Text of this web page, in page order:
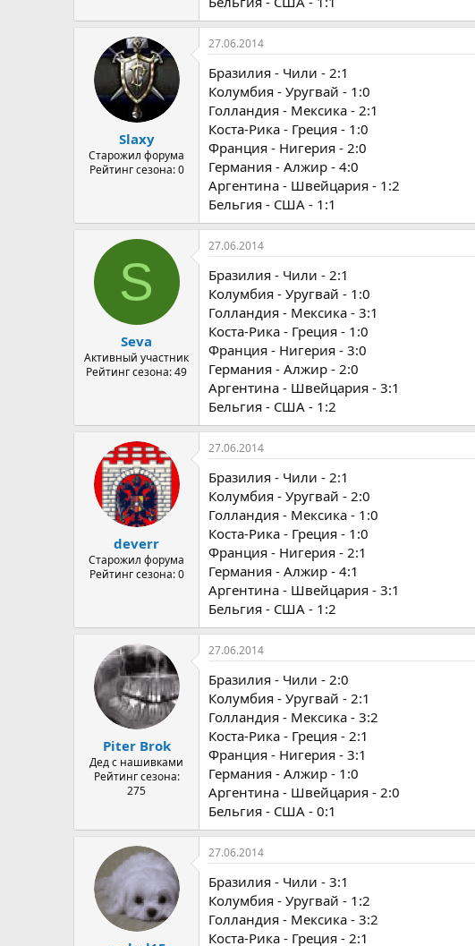
Slaxy
Старожил форума
Рейтинг сезона: 0
27.06.2014
Бразилия - Чили - 2:1
Колумбия - Уругвай - 1:0
Голландия - Мексика - 2:1
Коста-Рика - Греция - 1:0
Франция - Нигерия - 2:0
Германия - Алжир - 4:0
Аргентина - Швейцария - 1:2
Бельгия - США - 1:1
S
Seva
Активный участник
Рейтинг сезона: 49
27.06.2014
Бразилия - Чили - 2:1
Колумбия - Уругвай - 1:0
Голландия - Мексика - 3:1
Коста-Рика - Греция - 1:0
Франция - Нигерия - 3:0
Германия - Алжир - 2:0
Аргентина - Швейцария - 3:1
Бельгия - США - 1:2
deverr
Старожил форума
Рейтинг сезона: 0
27.06.2014
Бразилия - Чили - 2:1
Колумбия - Уругвай - 2:0
Голландия - Мексика - 1:0
Коста-Рика - Греция - 1:0
Франция - Нигерия - 2:1
Германия - Алжир - 4:1
Аргентина - Швейцария - 3:1
Бельгия - США - 1:2
Piter Brok
Дед с нашивками
Рейтинг сезона:
275
27.06.2014
Бразилия - Чили - 2:0
Колумбия - Уругвай - 2:1
Голландия - Мексика - 3:2
Коста-Рика - Греция - 2:1
Франция - Нигерия - 3:1
Германия - Алжир - 1:0
Аргентина - Швейцария - 2:0
Бельгия - США - 0:1
27.06.2014
Бразилия - Чили - 3:1
Колумбия - Уругвай - 1:2
Голландия - Мексика - 3:2
Коста-Рика - Греция - 2:1